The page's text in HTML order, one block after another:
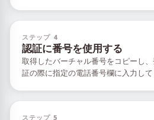
ステップ 4
認証に番号を使用する
取得したバーチャル番号をコピーし
証の際に指定の電話番号欄に入力して
ステップ 5